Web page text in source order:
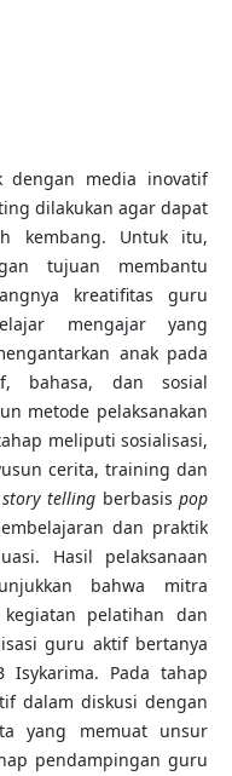
dengan media inovatif
dilakukan agar dapat
kembang. Untuk itu,
tujuan membantu
kreatifitas guru
mengajar yang
anak pada
bahasa, dan sosial
metode pelaksanakan
meliputi sosialisasi,
cerita, training dan
story telling berbasispop
dan praktik
Hasil pelaksanaan
bahwa mitra
pelatihan dan
guru aktif bertanya
Pada tahap
dalam diskusi dengan
yang memuat unsur
pendampingan guru